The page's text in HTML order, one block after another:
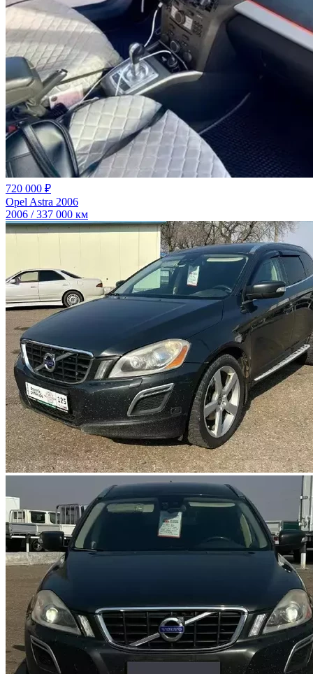
720 000 ₽
Opel Astra 2006
2006 / 337 000 км